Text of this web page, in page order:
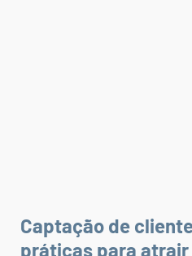
Captação de
práticas para atrair